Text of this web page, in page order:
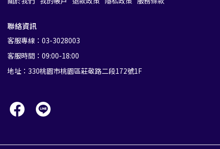
聯絡資訊
客服專線：03-3028003
客服時間：09:00-18:00
地址：330桃園市桃園區莊敬路二段172號1F